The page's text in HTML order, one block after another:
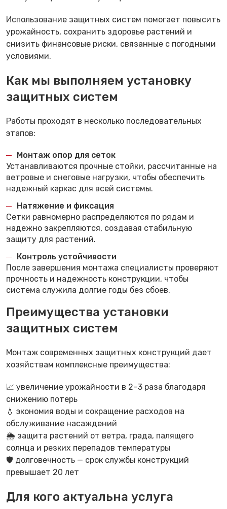
Использование защитных систем помогает повысить
урожайность, сохранить здоровье растений и
снизить финансовые риски, связанные с погодными
условиями.
Как мы выполняем установку
защитных систем
Работы проходят в несколько последовательных
этапов:
Монтаж опор для сеток
Устанавливаются прочные стойки, рассчитанные на
ветровые и снеговые нагрузки, чтобы обеспечить
надежный каркас для всей системы.
Натяжение и фиксация
Сетки равномерно распределяются по рядам и
надежно закрепляются, создавая стабильную
защиту для растений.
Контроль устойчивости
После завершения монтажа специалисты проверяют
прочность и надежность конструкции, чтобы
система служила долгие годы без сбоев.
Преимущества установки
защитных систем
Монтаж современных защитных конструкций дает
хозяйствам комплексные преимущества:
📈 увеличение урожайности в 2–3 раза благодаря
снижению потерь
💧 экономия воды и сокращение расходов на
обслуживание насаждений
🌦 защита растений от ветра, града, палящего
солнца и резких перепадов температуры
🛡 долговечность — срок службы конструкций
превышает 20 лет
Для кого актуальна услуга